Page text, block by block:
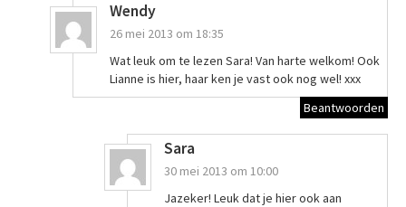
Wendy
26 mei 2013 om 18:35
Wat leuk om te lezen Sara! Van harte welkom! Ook
Lianne is hier, haar ken je vast ook nog wel! xxx
Beantwoorden
Sara
30 mei 2013 om 10:00
Jazeker! Leuk dat je hier ook aan